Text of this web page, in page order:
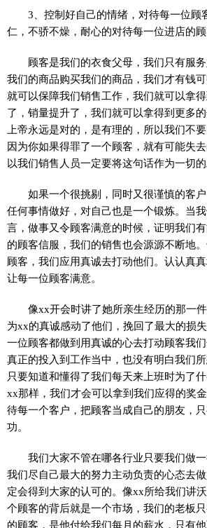
3、控制好自己的情绪，对待每一位顾
仁，不骄不燥，耐心的对待每一位进店的顾
顾客是我们的衣食父母，我们只有服
我们的商品购买我们的商品，我们才有钱
就可以保障我们销售工作，我们就可以拿
了，销量提升了，我们就可以拿得到更多
上帝永远是对的，是有理的，所以我们不
因为你如果得罪了一个顾客，就有可能失
以我们销售人员一定要将这句话作为一切的
如果一个很挑剔，同时又很谨慎的客
任何事情做好，对自己也是一个锻炼。当
言，做事又令顾客满意的时候，证明我们
的顾客信服，我们的销售也会源源不断地
顾客，我们应用真诚去打动他们。认认真
让每一位顾客满意。
像xx开会时讲了她所亲生经历的那一
为xx的真诚感动了他们，挽回了最大的损
一位顾客都做到用真诚的心去打动顾客我
真正的投入到工作当中，也没有明白我们
只要知道和懂得了我们每天来上班时为了
xx那样，我们才会可以拿到我们应得的奖
待每一个客户，把顾客当成自己的朋友，
功。
我们大家不管在哪各行业只要我们做
我们尽自己最大的努力主动负责的心态去
定会得到大家的认可的。像xx所给我们讲
个顾客的背后就是一个市场，我们的老板
的顾客，是他付给我们每月的薪水，只有